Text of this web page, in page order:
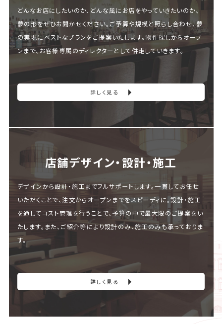
どんなお店にしたいのか、どんな風にお店をやっていきたいのか、
夢の形をぜひお聞かせください。ご予算や規模と照らし合わせ、夢
の実現にベストなプランをご提案いたします。物件探しからオープ
ンまで、お客様専属のディレクターとして併走していきます。
詳しく見る
店舗デザイン・設計・施⼯
デザインから設計・施工までフルサポートします。一貫してお任せ
いただくことで、注文からオープンまでをスピーディに。設計・施工
を通してコスト管理を行うことで、予算の中で最大限のご提案をい
たします。また、ご紹介等により設計のみ、施工のみも承っておりま
す。
詳しく見る